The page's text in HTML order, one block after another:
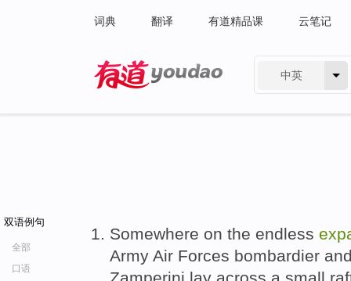
词典 翻译 有道精品课 云笔记
中英
双语例句
全部
口语
Somewhere on the endless
Army Air Forces bombardier